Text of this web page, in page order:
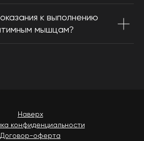
к выполнению
мышцам?
Наверх
конфиденциальности
Договор-оферта